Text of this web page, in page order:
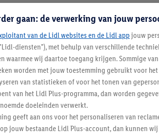
gaan: de verwerking van jouw
van de Lidl websites en de Lidl app jouw
diensten"), met behulp van verschillende
waarmee wij daartoe toegang krijgen. Sommige
worden met jouw toestemming gebruikt voor
van statistieken of voor het tonen van
van het Lidl Plus-programma, dan worden
doeleinden verwerkt.
geeft aan ons voor het personaliseren van
jouw bestaande Lidl Plus-account, dan kunnen